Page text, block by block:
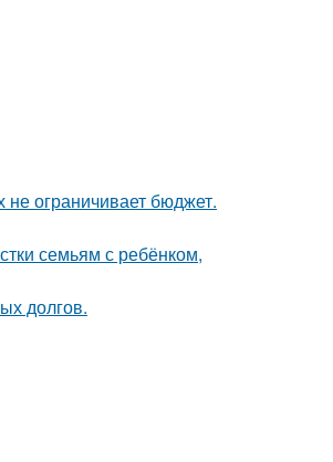
ограничивает бюджет.
семьям с ребёнком,
долгов.